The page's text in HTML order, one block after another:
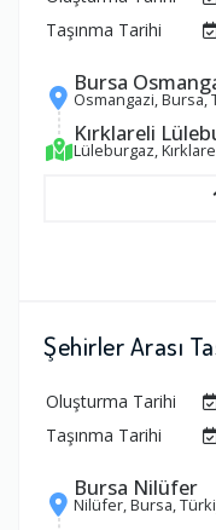
Taşınma Tarihi
Bursa
Osmangazi, Bursa,
Kırklareli
Lüleburgaz,
Şehirler Arası
Oluşturma Tarihi
Taşınma Tarihi
Bursa Nilüfer
Nilüfer, Bursa,